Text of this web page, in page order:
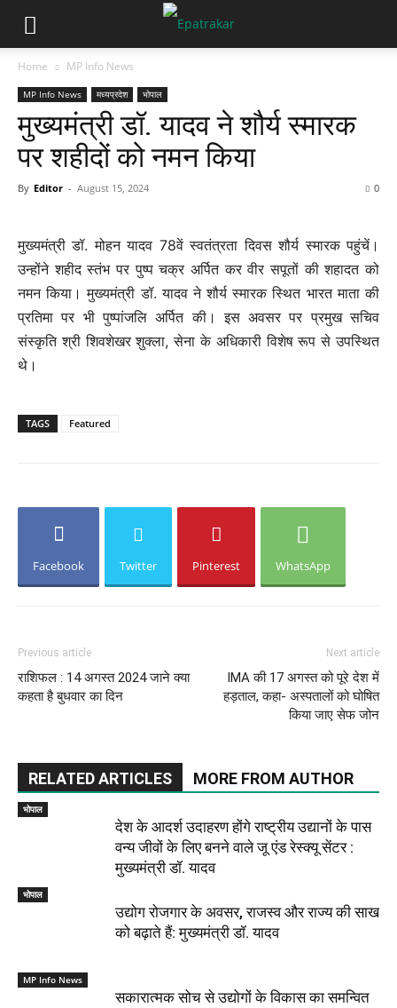
Home MP Info News
MP Info News मध्यप्रदेश भोपाल
मुख्यमंत्री डॉ. यादव ने शौर्य स्मारक
पर शहीदों को नमन किया
By Editor - August 15, 2024 0
मुख्यमंत्री डॉ. मोहन यादव 78वें स्वतंत्रता दिवस शौर्य स्मारक पहुंचें।
उन्होंने शहीद स्तंभ पर पुष्प चक्र अर्पित कर वीर सपूतों की शहादत को
नमन किया। मुख्यमंत्री डॉ. यादव ने शौर्य स्मारक स्थित भारत माता की
प्रतिमा पर भी पुष्पांजलि अर्पित की। इस अवसर पर प्रमुख सचिव
संस्कृति श्री शिवशेखर शुक्ला, सेना के अधिकारी विशेष रूप से उपस्थित
थे।
TAGS Featured
Facebook Twitter Pinterest WhatsApp
Previous article
राशिफल : 14 अगस्त 2024 जाने क्या
कहता है बुधवार का दिन
Next article
IMA की 17 अगस्त को पूरे देश में
हड़ताल, कहा- अस्‍पतालों को घोषित
किया जाए सेफ जोन
RELATED ARTICLES MORE FROM AUTHOR
भोपाल
देश के आदर्श उदाहरण होंगे राष्ट्रीय उद्यानों के पास
वन्य जीवों के लिए बनने वाले जू एंड रेस्क्यू सेंटर :
मुख्यमंत्री डॉ. यादव
भोपाल
उद्योग रोजगार के अवसर, राजस्व और राज्य की साख
को बढ़ाते हैं: मुख्यमंत्री डॉ. यादव
MP Info News
सकारात्मक सोच से उद्योगों के विकास का समन्वित